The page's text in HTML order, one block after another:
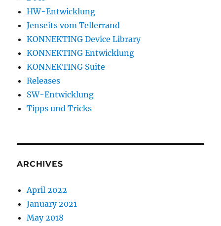
HW-Entwicklung
Jenseits vom Tellerrand
KONNEKTING Device Library
KONNEKTING Entwicklung
KONNEKTING Suite
Releases
SW-Entwicklung
Tipps und Tricks
ARCHIVES
April 2022
January 2021
May 2018